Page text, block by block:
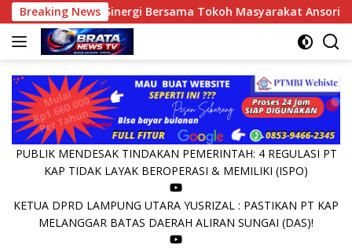
Langsung
ke
konten
Breaking News
Jalin Sinergi Bersama Tokoh Masyarakat Ansori Sabak
PUBLIK MENDESAK TINDAKAN PEMERINTAH: 4 REGULASI PT
KAP TIDAK LAYAK BEROPERASI & MEMILIKI (ISPO)
KETUA DPRD LAMPUNG UTARA YUSRIZAL : PASTIKAN PT KAP
MELANGGAR BATAS DAERAH ALIRAN SUNGAI (DAS)!